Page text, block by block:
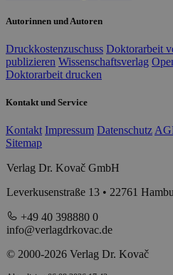
Autorinnen und Autoren
Druckkostenzuschuss Doktorarbeit
publizieren Wissenschaftsverlag
Doktorarbeit drucken
Kontakt und Service
Kontakt Impressum Datenschutz
Sitemap
Verlag Dr. Kovač GmbH
Leverkusenstraße 13 • 22761
+49 40 398880 0
info@verlagdrkovac.de
© 2000-2026 Verlag Dr. Kovač